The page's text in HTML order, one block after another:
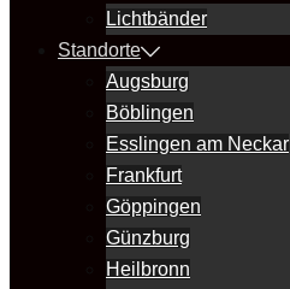
Lichtbänder
Standorte
Augsburg
Böblingen
Esslingen am Neckar
Frankfurt
Göppingen
Günzburg
Heilbronn